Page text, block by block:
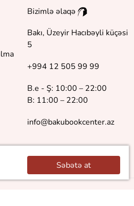
Səbətə at
Bizimlə əlaqə
Bakı, Üzeyir Hacıbəyli küçəsi
5
+994 12 505 99 99
B.e - Ş: 10:00 – 22:00
B: 11:00 – 22:00
info@bakubookcenter.az